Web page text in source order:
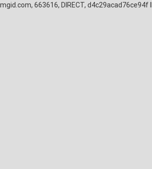
mgid.com, 663616, DIRECT, d4c29acad76ce94f